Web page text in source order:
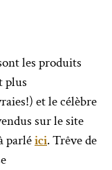
les produits
plus
et le célèbre
sur le site
parléici. Trêve de